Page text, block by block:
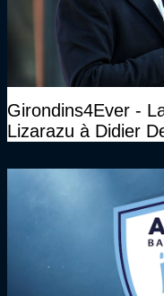
Girondins4Ever -
Lizarazu à Didier